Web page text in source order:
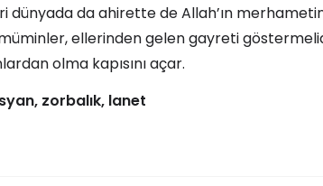
dünyada da ahirette de Allah’ın
ellerinden gelen gayreti
olma kapısını açar.
zorbalık, lanet